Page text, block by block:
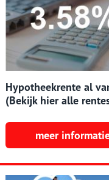
Hypotheekrente al
(Bekijk hier alle
meer